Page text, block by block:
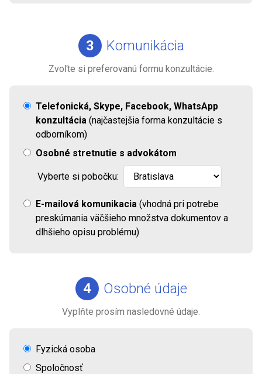
3 Komunikácia
Zvoľte si preferovanú formu konzultácie.
Telefonická, Skype, Facebook, WhatsApp
konzultácia (najčastejšia forma konzultácie s
odborníkom)
Osobné stretnutie s advokátom
Vyberte si pobočku:
E-mailová komunikacia (vhodná pri potrebe
preskúmania väčšieho množstva dokumentov a
dlhšieho opisu problému)
4 Osobné údaje
Vyplňte prosím nasledovné údaje.
Fyzická osoba
Spoločnosť